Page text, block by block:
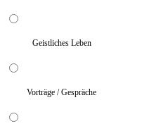
Geistliches Leben
Vorträge / Gespräche